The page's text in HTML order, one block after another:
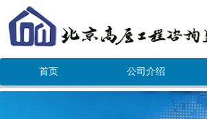
首页 公司介绍